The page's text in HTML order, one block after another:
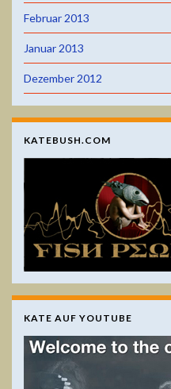
Februar 2013
Januar 2013
Dezember 2012
KATEBUSH.COM
KATE AUF YOUTUBE